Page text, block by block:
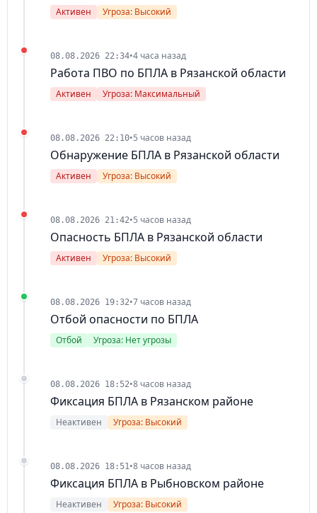
Активен Угроза: Высокий
08.08.2026 22:34•4 часа назад
Работа ПВО по БПЛА в Рязанской области
Активен Угроза: Максимальный
08.08.2026 22:10•5 часов назад
Обнаружение БПЛА в Рязанской области
Активен Угроза: Высокий
08.08.2026 21:42•5 часов назад
Опасность БПЛА в Рязанской области
Активен Угроза: Высокий
08.08.2026 19:32•7 часов назад
Отбой опасности по БПЛА
Отбой Угроза: Нет угрозы
08.08.2026 18:52•8 часов назад
Фиксация БПЛА в Рязанском районе
Неактивен Угроза: Высокий
08.08.2026 18:51•8 часов назад
Фиксация БПЛА в Рыбновском районе
Неактивен Угроза: Высокий